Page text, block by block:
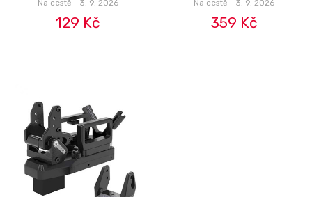
Na cestě - 3. 9. 2026
129 Kč
Na cestě - 3. 9. 2026
359 Kč